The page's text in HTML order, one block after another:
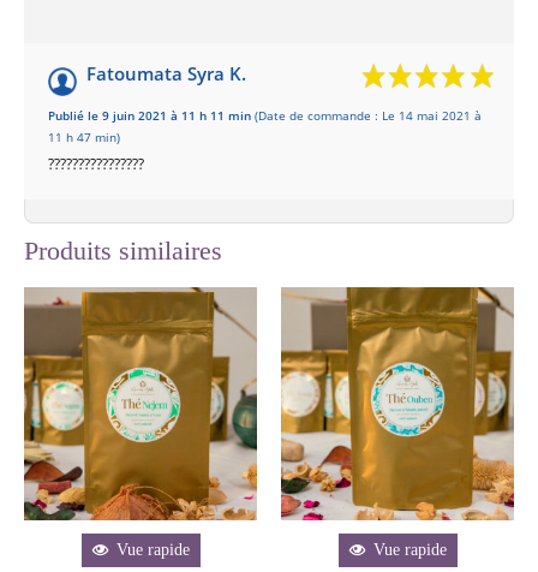
Fatoumata Syra K.
Publié le 9 juin 2021 à 11 h 11 min (Date de commande : Le 14 mai 2021 à
11 h 47 min)
????????????????
Produits similaires
Vue rapide Vue rapide